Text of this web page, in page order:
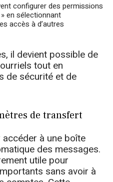
configurer des permissions
en sélectionnant
accès à d’autres
il devient possible de
tout en
de sécurité et de
de transfert
à une boîte
des messages.
utile pour
sans avoir à